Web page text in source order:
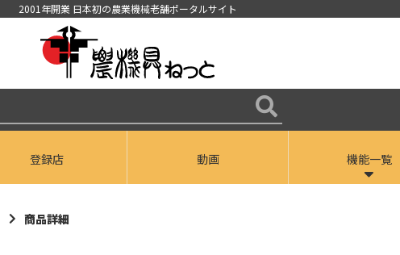
2001年開業 日本初の農業機械老舗ポータルサイト
登録店 動画 機能一覧
商品詳細